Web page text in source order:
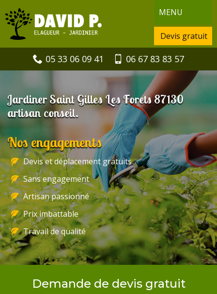
MENU
Devis gratuit
05 33 06 09 41 06 67 83 83 57
Jardiner Saint Gilles Les Forets 87130
artisan conseil.
Nos engagements
Devis et déplacement gratuits
Sans engagement
Artisan passionné
Prix imbattable
Travail de qualité
Demande de devis gratuit